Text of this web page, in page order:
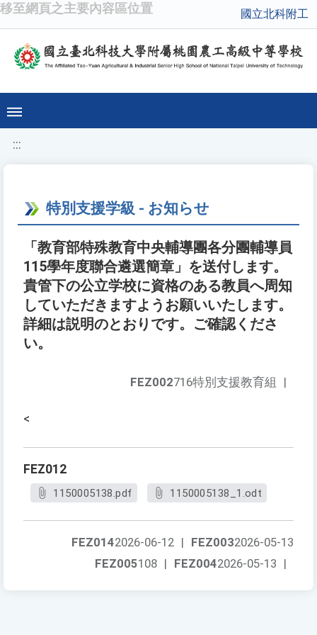
移至網頁之主要內容區位置 國立北科附工
:::
特別支援学級 - お知らせ
「教育部特殊教育中央輔導團各分團輔導員
115學年度聯合遴選簡章」を送付します。
貴管下の公立学校に資格のある教員へ周知
していただきますようお願いいたします。
詳細は説明のとおりです。ご確認くださ
い。
FEZ002716特別支援教育組 |
<
FEZ012
1150005138.pdf 1150005138_1.odt
FEZ0032026-05-13
FEZ0142026-06-12 |
FEZ0042026-05-13 |
FEZ005108 |